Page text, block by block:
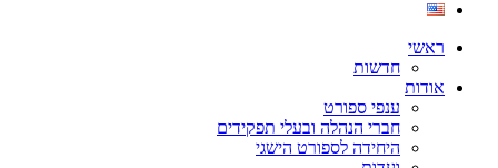
ראשי
חדשות
אודות
ענפי ספורט
חברי הנהלה ובעלי תפקידים
היחידה לספורט הישגי